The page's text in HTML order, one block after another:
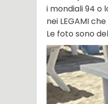
i mondiali 94 o
nei LEGAMI
Le foto sono